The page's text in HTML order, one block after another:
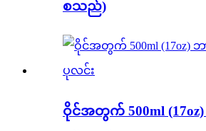
စသည်)
ဝိုင်အတွက် 500ml